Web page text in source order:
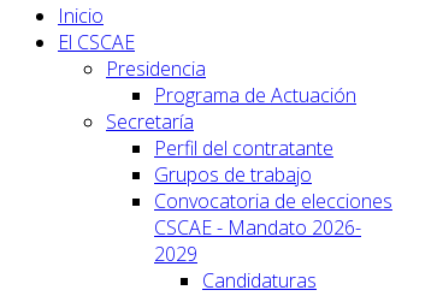
Inicio
El CSCAE
Presidencia
Programa de Actuación
Secretaría
Perfil del contratante
Grupos de trabajo
Convocatoria de elecciones
CSCAE - Mandato 2026-
2029
Candidaturas